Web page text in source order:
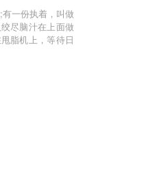
一份执着，叫做
尽脑汁在上面做
脂机上，等待日